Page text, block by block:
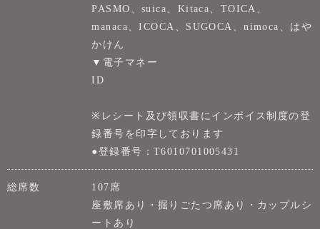
PASMO、suica、Kitaca、TOICA、
manaca、ICOCA、SUGOCA、nimoca、はや
かけん
▼電子マネー
ID
※レシート及び領収書にインボイス制度の登
録番号を印字しております
●登録番号：T6010701005431
総席数
107席
座敷席あり・掘りごたつ席あり・カップルシ
ートあり